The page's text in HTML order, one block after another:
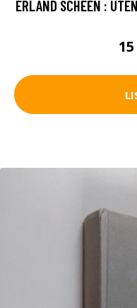
ERLAND SCHEEN :